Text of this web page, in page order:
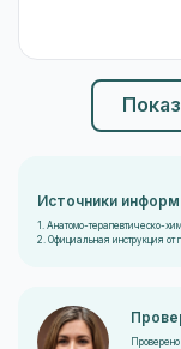
Источники
1. Анатомо-терапевтическо-
2. Официальная инструкция от